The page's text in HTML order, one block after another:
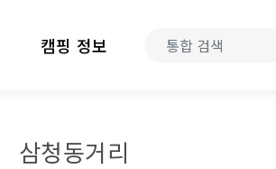
캠핑 정보
삼청동거리